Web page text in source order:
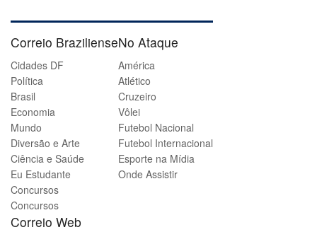
Correio Braziliense
Cidades DF
Política
Brasil
Economia
Mundo
Diversão e Arte
Ciência e Saúde
Eu Estudante
Concursos
Concursos
Correio Web
No Ataque
América
Atlético
Cruzeiro
Vôlei
Futebol Nacional
Futebol Internacional
Esporte na Mídia
Onde Assistir